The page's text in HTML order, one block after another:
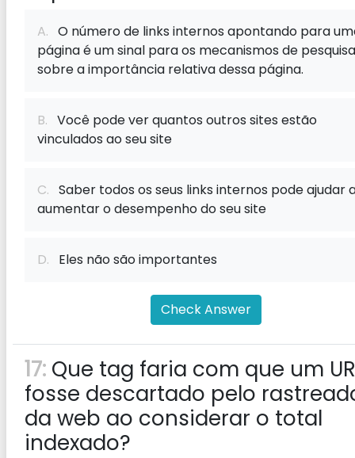
A. O número de links internos apontando para
página é um sinal para os mecanismos de pesquisa
sobre a importância relativa dessa página.
B. Você pode ver quantos outros sites estão
vinculados ao seu site
C. Saber todos os seus links internos pode ajudar
aumentar o desempenho do seu site
D. Eles não são importantes
Check Answer
17: Que tag faria com que um
fosse descartado pelo
da web ao considerar o total
indexado?